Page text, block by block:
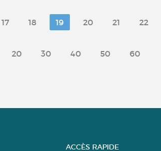
17 18 19 20 21 22
20 30 40 50 60
ACCÈS RAPIDE